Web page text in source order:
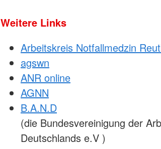
Weitere Links
Arbeitskreis Notfallmedzin
agswn
ANR online
AGNN
B.A.N.D
(die Bundesvereinigung der
Deutschlands e.V )